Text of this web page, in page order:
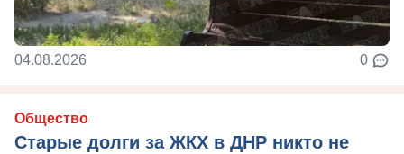
04.08.2026 0
Общество
Старые долги за ЖКХ в ДНР никто не